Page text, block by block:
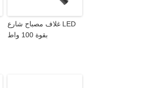
غلاف مصباح شارع LED
بقوة 100 واط